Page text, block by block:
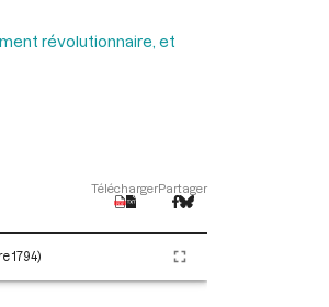
révolutionnaire, et
TéléchargerPartager
1794)